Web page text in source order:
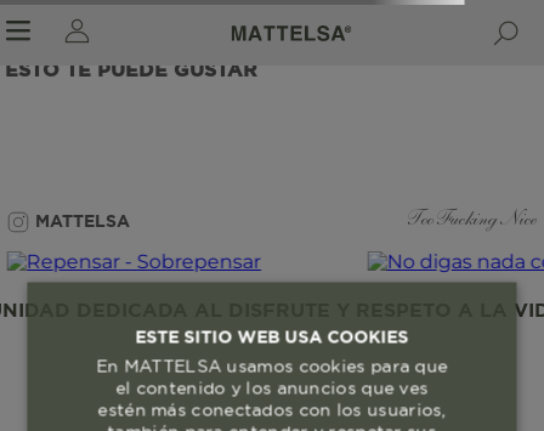
ESTO TE PUEDE GUSTAR
MATTELSA Too Fucking Nice
DEDICADA AL DISFRUTE Y RESPETO A LA
ESTE SITIO WEB USA COOKIES
En MATTELSA usamos cookies para que
el contenido y los anuncios que ves
estén más conectados con los usuarios,